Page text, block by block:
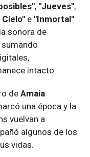
, "Jueves",
e "Inmortal"
sonora de
intacto.
de Amaia
una época y la
vuelvan a
algunos de los
vidas.